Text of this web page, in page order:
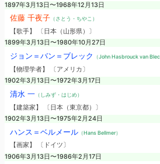
1897年3月13日〜1968年12月13日
佐藤 千夜子（さとう・ちやこ）
【歌手】 〔日本（山形県）〕
1899年3月13日〜1980年10月27日
ジョン＝バン＝ブレック （John Hasbrouck van
【物理学者】 〔アメリカ〕
1902年3月13日〜1972年3月17日
清水 一（しみず・はじめ）
【建築家】 〔日本（東京都）〕
1902年3月13日〜1975年2月24日
ハンス＝ベルメール（Hans Bellmer）
【画家】 〔ドイツ〕
1906年3月13日〜1986年2月17日